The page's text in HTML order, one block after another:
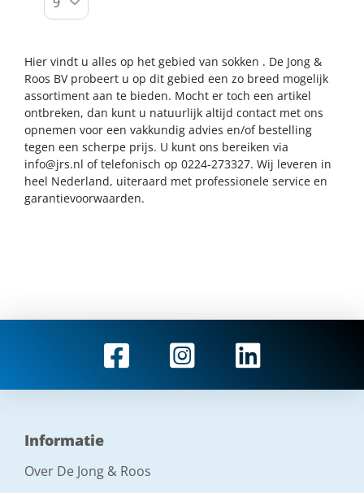
Hier vindt u alles op het gebied van sokken . De Jong &
Roos BV probeert u op dit gebied een zo breed mogelijk
assortiment aan te bieden. Mocht er toch een artikel
ontbreken, dan kunt u natuurlijk altijd contact met ons
opnemen voor een vakkundig advies en/of bestelling
tegen een scherpe prijs. U kunt ons bereiken via
info@jrs.nl of telefonisch op 0224-273327. Wij leveren in
heel Nederland, uiteraard met professionele service en
garantievoorwaarden.
Informatie
Over De Jong & Roos